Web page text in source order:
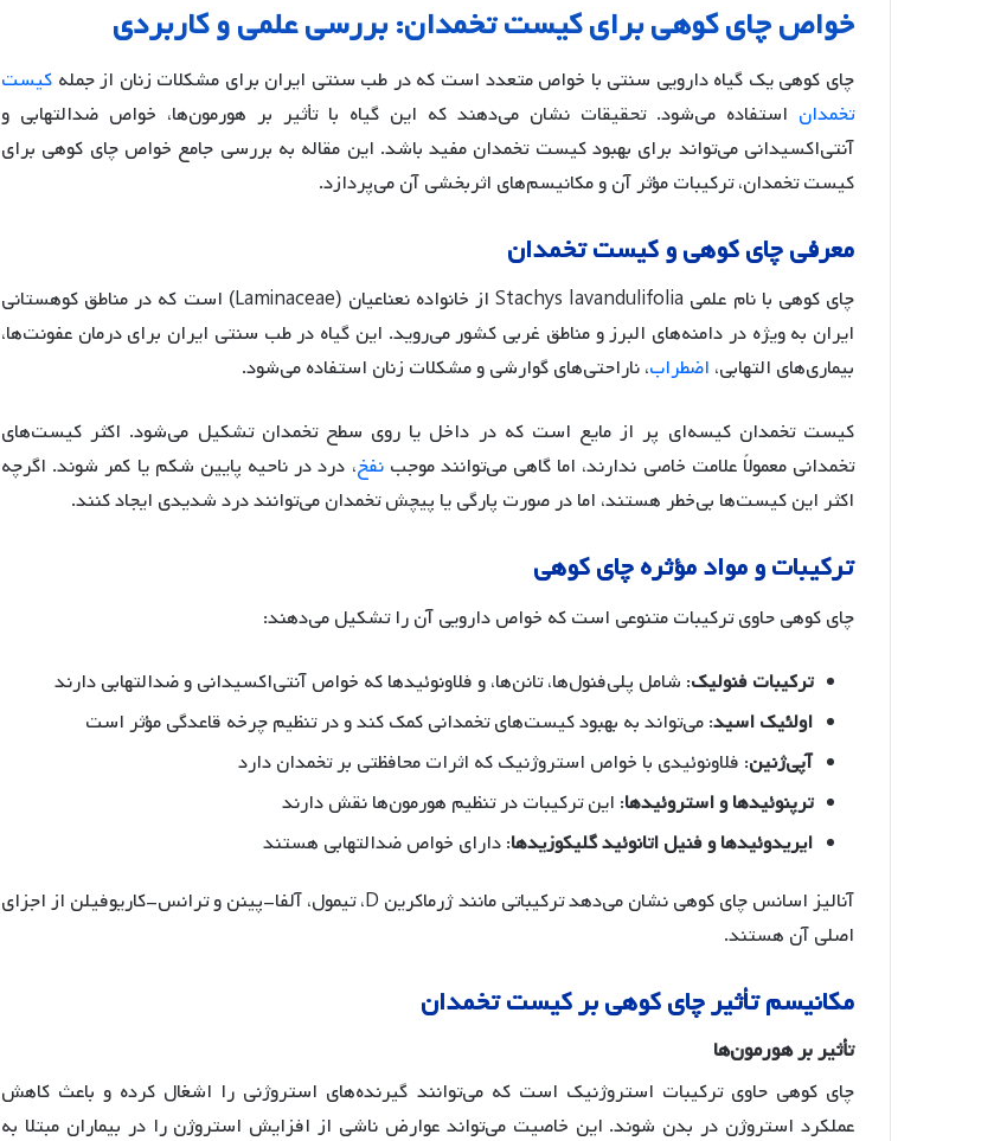
خواصچایکوهیبرایکیستتخمدان:بررسیعلمیوکاربردی
چای کوهی یک گیاه دارویی سنتی با خواص متعدد است که در طب سنتی ایران برای مشکلات زنان از جمله کیست
تخمدان استفاده می‌شود. تحقیقات نشان می‌دهند که این گیاه با تأثیر بر هورمون‌ها، خواص ضدالتهابی و
آنتی‌اکسیدانی می‌تواند برای بهبود کیست تخمدان مفید باشد. این مقاله به بررسی جامع خواص چای کوهی برای
کیست تخمدان، ترکیبات مؤثر آن و مکانیسم‌های اثربخشی آن می‌پردازد.
معرفیچایکوهیوکیستتخمدان
چای کوهی با نام علمی Stachys lavandulifolia از خانواده نعناعیان (Laminaceae) است که در مناطق کوهستانی
ایران به ویژه در دامنه‌های البرز و مناطق غربی کشور می‌روید. این گیاه در طب سنتی ایران برای درمان عفونت‌ها،
بیماری‌های التهابی، اضطراب، ناراحتی‌های گوارشی و مشکلات زنان استفاده می‌شود.
کیست تخمدان کیسه‌ای پر از مایع است که در داخل یا روی سطح تخمدان تشکیل می‌شود. اکثر کیست‌های
تخمدانی معمولاً علامت خاصی ندارند، اما گاهی می‌توانند موجبنفخ، درد در ناحیه پایین شکم یا کمر شوند. اگرچه
اکثر این کیست‌ها بی‌خطر هستند، اما در صورت پارگی یا پیچش تخمدان می‌توانند درد شدیدی ایجاد کنند.
ترکیباتوموادمؤثرهچایکوهی
چای کوهی حاوی ترکیبات متنوعی است که خواص دارویی آن را تشکیل می‌دهند:
ترکیباتفنولیک: شامل پلی‌فنول‌ها، تانن‌ها، و فلاونوئیدها که خواص آنتی‌اکسیدانی و ضدالتهابی دارند
اولئیکاسید: می‌تواند به بهبود کیست‌های تخمدانی کمک کند و در تنظیم چرخه قاعدگی مؤثر است
آپیژنین: فلاونوئیدی با خواص استروژنیک که اثرات محافظتی بر تخمدان دارد
ترپنوئیدهاواستروئیدها: این ترکیبات در تنظیم هورمون‌ها نقش دارند
ایریدوئیدهاوفنیلاتانوئیدگلیکوزیدها: دارای خواص ضدالتهابی هستند
آنالیز اسانس چای کوهی نشان می‌دهد ترکیباتی مانند ژرماکرین D، تیمول، آلفا-پینن و ترانس-کاریوفیلن از اجزای
اصلی آن هستند.
مکانیسمتأثیرچایکوهیبرکیستتخمدان
تأثیربرهورمونها
چای کوهی حاوی ترکیبات استروژنیک است که می‌توانند گیرنده‌های استروژنی را اشغال کرده و باعث کاهش
عملکرد استروژن در بدن شوند. این خاصیت می‌تواند عوارض ناشی از افزایش استروژن را در بیماران مبتلا به